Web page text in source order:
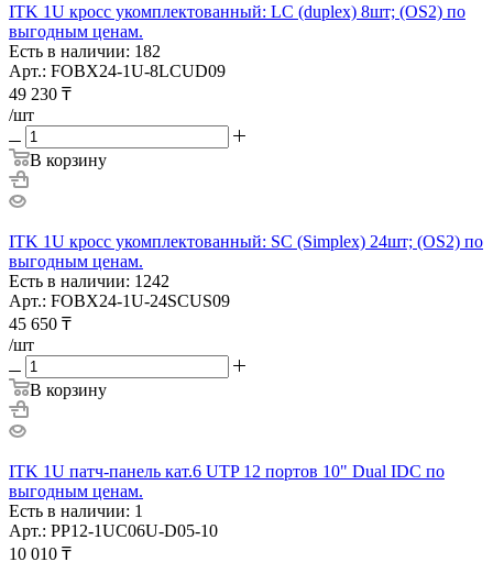
ITK 1U кросс укомплектованный: LC (duplex) 8шт; (OS2) по
выгодным ценам.
Есть в наличии: 182
Арт.: FOBX24-1U-8LCUD09
49 230 ₸
/шт
В корзину
ITK 1U кросс укомплектованный: SC (Simplex) 24шт; (OS2) по
выгодным ценам.
Есть в наличии: 1242
Арт.: FOBX24-1U-24SCUS09
45 650 ₸
/шт
В корзину
ITK 1U патч-панель кат.6 UTP 12 портов 10" Dual IDC по
выгодным ценам.
Есть в наличии: 1
Арт.: PP12-1UC06U-D05-10
10 010 ₸